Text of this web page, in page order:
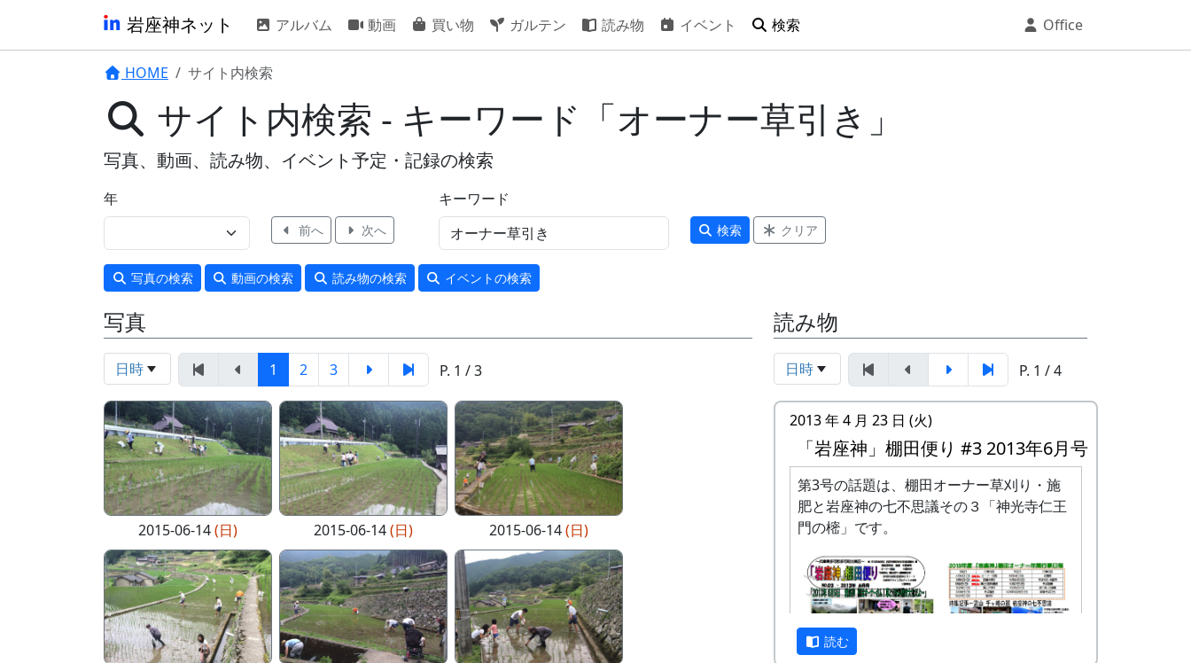
岩座神ネット アルバム 動画 買い物 ガルテン 読み物 イベント 検索 Office
HOME サイト内検索
サイト内検索 - キーワード「オーナー草引き」
写真、動画、読み物、イベント予定・記録の検索
年
前へ 次へ
キーワード
検索 クリア
写真の検索 動画の検索 読み物の検索 イベントの検索
写真
日時 1 2 3 P. 1 / 3
2015-06-14(日) 2015-06-14(日) 2015-06-14(日)
読み物
日時 P. 1 / 4
2013 年 4 月 23 日 (火)
「岩座神」棚田便り #3 2013年6月号
第3号の話題は、棚田オーナー草刈り・施
肥と岩座神の七不思議その３「神光寺仁王
門の樒」です。
読む